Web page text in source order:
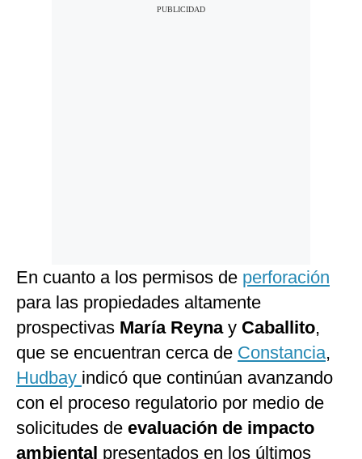
En cuanto a los permisos de perforación
para las propiedades altamente
prospectivas María Reynay Caballito,
que se encuentran cerca de Constancia,
Hudbay indicó que continúan avanzando
con el proceso regulatorio por medio de
solicitudes de evaluación de impacto
ambiental presentados en los últimos